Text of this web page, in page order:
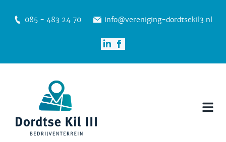
085 - 483 24 70 info@vereniging-dordtsekil3.nl